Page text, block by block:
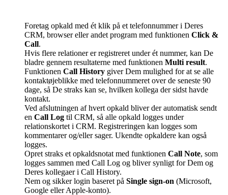
Foretag opkald med ét klik på et telefonnummer i Deres
CRM, browser eller andet program med funktionen Click &
Call.
Hvis flere relationer er registreret under ét nummer, kan De
bladre gennem resultaterne med funktionen Multi result.
Funktionen Call History giver Dem mulighed for at se alle
kontaktøjeblikke med telefonnummeret over de seneste 90
dage, så De straks kan se, hvilken kollega der sidst havde
kontakt.
Ved afslutningen af hvert opkald bliver der automatisk sendt
en Call Log til CRM, så alle opkald logges under
relationskortet i CRM. Registreringen kan logges som
kommentarer og/eller sager. Ukendte opkaldere kan også
logges.
Opret straks et opkaldsnotat med funktionen Call Note, som
logges sammen med Call Log og bliver synligt for Dem og
Deres kollegaer i Call History.
Nem og sikker login baseret på Single sign-on (Microsoft,
Google eller Apple-konto).